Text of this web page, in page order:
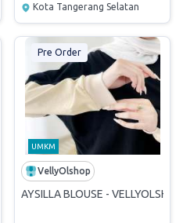
Kota Tangerang Selatan
Casual Elegan Kekinian | Allsize
Pre Order
UMKM
VellyOlshop
AYSILLA BLOUSE -